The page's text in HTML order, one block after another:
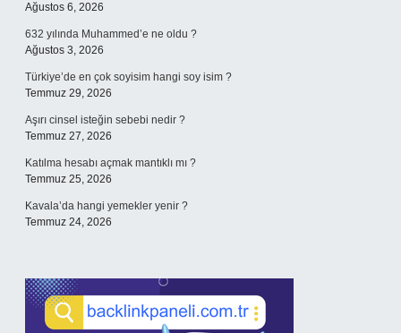
Ağustos 6, 2026
632 yılında Muhammed’e ne oldu ?
Ağustos 3, 2026
Türkiye’de en çok soyisim hangi soy isim ?
Temmuz 29, 2026
Aşırı cinsel isteğin sebebi nedir ?
Temmuz 27, 2026
Katılma hesabı açmak mantıklı mı ?
Temmuz 25, 2026
Kavala’da hangi yemekler yenir ?
Temmuz 24, 2026